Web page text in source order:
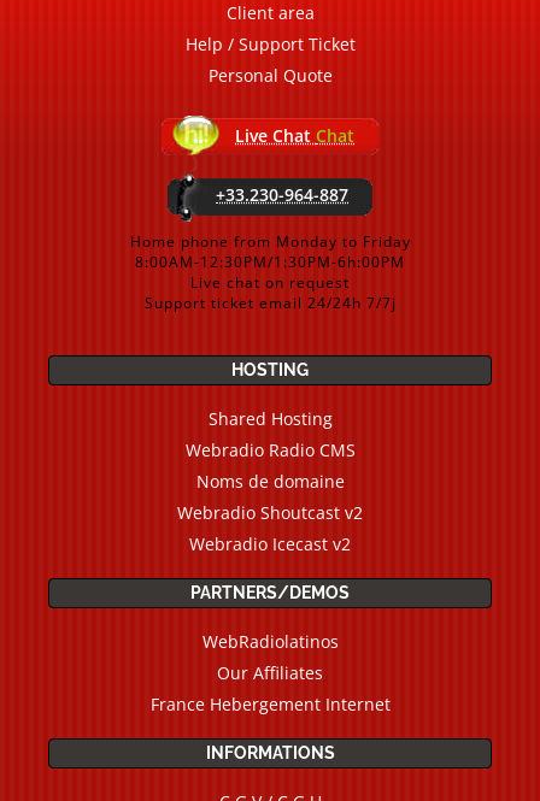
Client area
Help / Support Ticket
Personal Quote
Live Chat Chat
+33.230-964-887
Home phone from Monday to Friday
8:00AM-12:30PM/1:30PM-6h:00PM
Live chat on request
Support ticket email 24/24h 7/7j
HOSTING
Shared Hosting
Webradio Radio CMS
Noms de domaine
Webradio Shoutcast v2
Webradio Icecast v2
PARTNERS/DEMOS
WebRadiolatinos
Our Affiliates
France Hebergement Internet
INFORMATIONS